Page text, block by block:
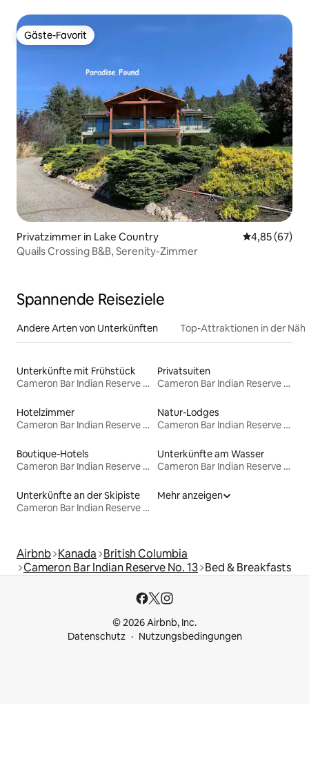
Gäste-Favorit
Gäste-Favorit
Privatzimmer in Lake Country
4,85 (67)
Quails Crossing B&B, Serenity-Zimmer
Spannende Reiseziele
Andere Arten von Unterkünften Top-Attraktionen in der
Unterkünfte mit Frühstück
Cameron Bar Indian Reserve No. 13
Privatsuiten
Cameron Bar Indian Reserve No. 13
Hotelzimmer
Cameron Bar Indian Reserve No. 13
Natur-Lodges
Cameron Bar Indian Reserve No. 13
Boutique-Hotels
Cameron Bar Indian Reserve No. 13
Unterkünfte am Wasser
Cameron Bar Indian Reserve No. 13
Unterkünfte an der Skipiste
Cameron Bar Indian Reserve No. 13
Mehr anzeigen
Airbnb Kanada British Columbia
Cameron Bar Indian Reserve No. 13 Bed & Breakfasts
© 2026 Airbnb, Inc.
Datenschutz
Nutzungsbedingungen